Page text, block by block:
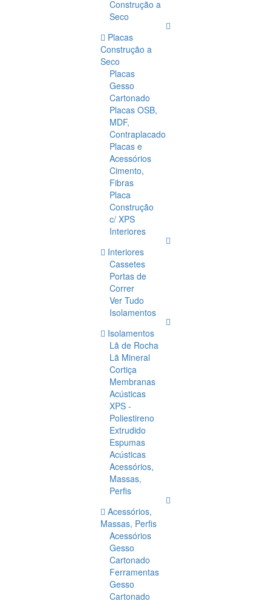
Construção a
Seco
Placas
Construção a
Seco
Placas
Gesso
Cartonado
Placas OSB,
MDF,
Contraplacado
Placas e
Acessórios
Cimento,
Fibras
Placa
Construção
c/ XPS
Interiores
Interiores
Cassetes
Portas de
Correr
Ver Tudo
Isolamentos
Isolamentos
Lã de Rocha
Lã Mineral
Cortiça
Membranas
Acústicas
XPS -
Poliestireno
Extrudido
Espumas
Acústicas
Acessórios,
Massas,
Perfis
Acessórios,
Massas, Perfis
Acessórios
Gesso
Cartonado
Ferramentas
Gesso
Cartonado